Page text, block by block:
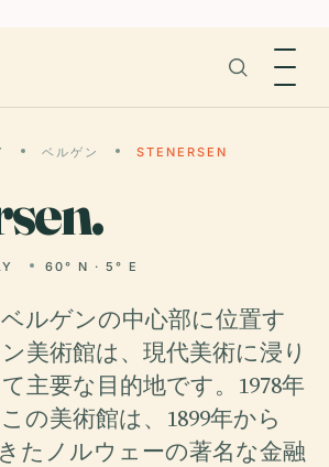
ベルゲン STENERSEN
60° N · 5° E
ルゲンの中心部に位置す
美術館は、現代美術に浸り
主要な目的地です。1978年
の美術館は、1899年から
たノルウェーの著名な金融